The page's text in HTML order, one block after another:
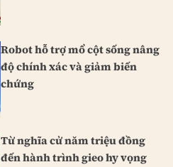
Robot hỗ trợ mổ cột sống nâng
độ chính xác và giảm biến
chứng
Từ nghĩa cử năm triệu đồng
đến hành trình gieo hy vọng